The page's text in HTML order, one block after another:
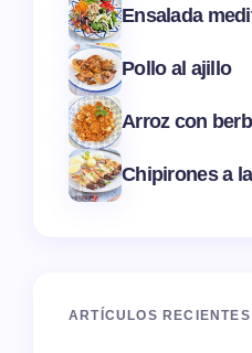
Ensalada
Pollo al ajillo
Arroz con
Chipirones a
ARTÍCULOS RECIENTES